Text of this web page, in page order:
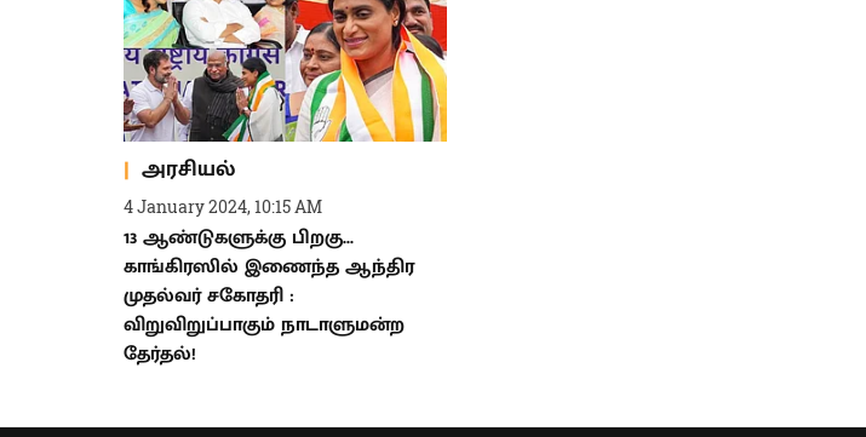
அரசியல்
4 January 2024, 10:15 AM
13 ஆண்டுகளுக்கு பிறகு...
காங்கிரஸில் இணைந்த ஆந்திர
முதல்வர் சகோதரி :
விறுவிறுப்பாகும் நாடாளுமன்ற
தேர்தல்!